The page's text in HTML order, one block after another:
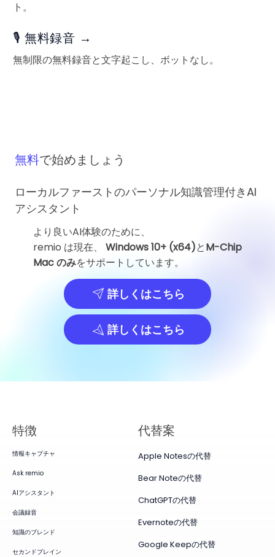
ト。
🎙️ 無料録音 →
無制限の無料録音と文字起こし、ボットなし。
無料で始めましょう
ローカルファーストのパーソナル知識管理付きAI
アシスタント
より良いAI体験のために、
remio は現在、 Windows 10+ (x64)とM-Chip
Mac のみをサポートしています。
詳しくはこちら
詳しくはこちら
特徴
情報キャプチャ
Ask remio
AIアシスタント
会議録音
知識のブレンド
セカンドブレイン
代替案
Apple Notesの代替
Bear Noteの代替
ChatGPTの代替
Evernoteの代替
Google Keepの代替